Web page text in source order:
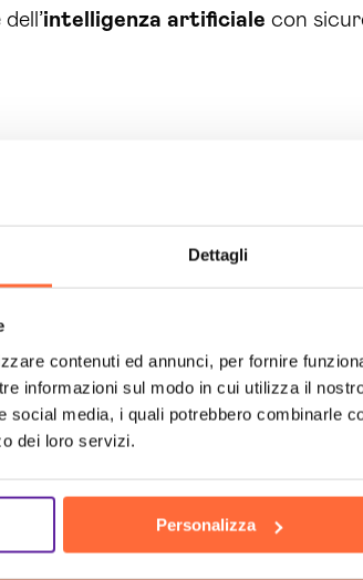
Dettagli
contenuti ed annunci, per fornire
informazioni sul modo in cui utilizza il
social media, i quali potrebbero combinarle
dei loro servizi.
Personalizza
intelligenza artificiale con
the